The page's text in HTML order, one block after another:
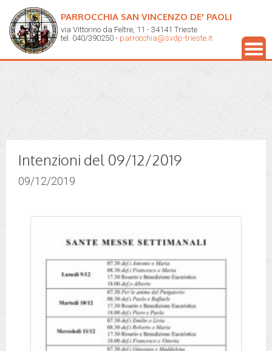
PARROCCHIA SAN VINCENZO DE' PAOLI
via Vittorino da Feltre, 11 - 34141 Trieste
tel. 040/390250 - parrocchia@svdp-trieste.it
Intenzioni del 09/12/2019
09/12/2019